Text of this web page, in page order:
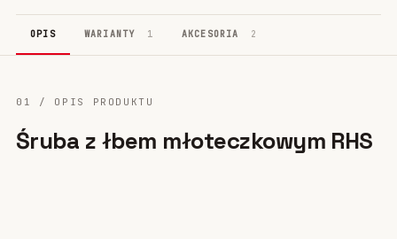
OPIS WARIANTY 1 AKCESORIA 2
01 / OPIS PRODUKTU
Śruba z łbem młoteczkowym RHS